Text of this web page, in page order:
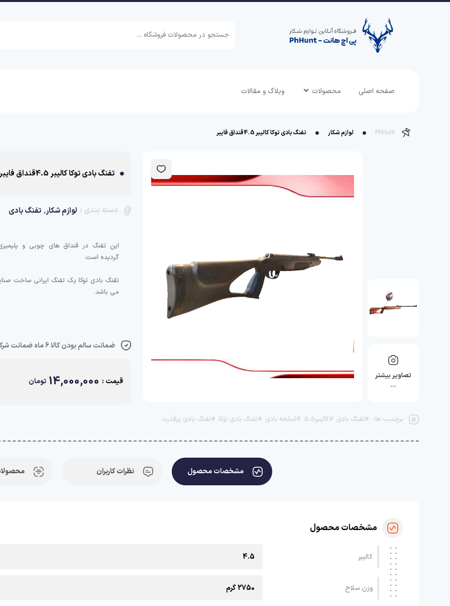
صفحه اصلی محصولات وبلاگ و مقالات
PhHunt لوازم شکار تفنگ بادی توکا کالیبر 4.5قنداق فایبر
تصاویر بیشتر
…
تفنگ بادی توکا کالیبر 4.5قنداق فایبر
دسته بندی : لوازم شکار, تفنگ بادی
این تفنگ در قنداق های چوبی و
تقنگ بادی توکا یک تفنگ ایرانی ساخت
می باشد.
ضمانت سالم بودن کالا 6 ماه ضمانت شرکتی بی غید شرط😒
قیمت : 14,000,000 تومان
برچسب ها: #تفنگ بادی #کالیبر5.5 #اسلحه بادی #تفنگ بادی توکا #تفنگ بادی پرقدرت
مشخصات محصول نظرات کاربران
مشخصات محصول
کالیبر 4.5
وزن سلاح 2750 گرم